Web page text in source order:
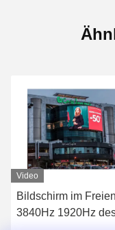
Video
Bildschirm im Freien
3840Hz 1920Hz